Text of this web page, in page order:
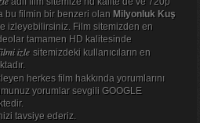
bu filmin bir benzeri olan Milyonluk Kuş
izleyebilirsiniz. Film sitemizden en
tamamen HD kalitesinde
izle sitemizdeki kullanıcıların en
herkes film hakkında yorumlarını
yorumlar sevgili GOOGLE
tavsiye ederiz.